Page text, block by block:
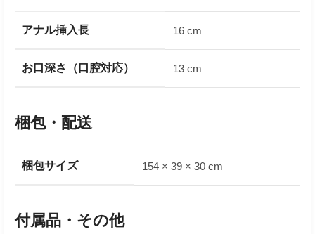
アナル挿入長 16 cm
お口深さ（口腔対応） 13 cm
梱包・配送
梱包サイズ 154 × 39 × 30 cm
付属品・その他